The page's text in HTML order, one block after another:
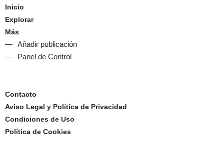
Inicio
Explorar
Más
Añadir publicación
Panel de Control
Contacto
Aviso Legal y Política de Privacidad
Condiciones de Uso
Política de Cookies